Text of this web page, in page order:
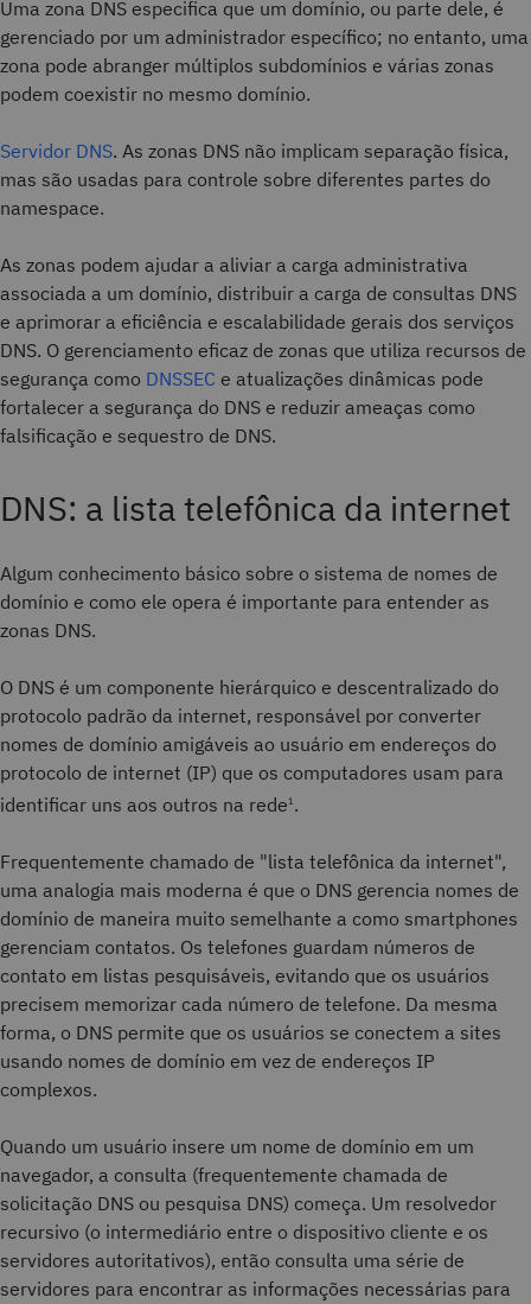
Uma zona DNS especifica que um domínio, ou parte dele, é
gerenciado por um administrador específico; no entanto, uma
zona pode abranger múltiplos subdomínios e várias zonas
podem coexistir no mesmo domínio.
Servidor DNS. As zonas DNS não implicam separação física,
mas são usadas para controle sobre diferentes partes do
namespace.
As zonas podem ajudar a aliviar a carga administrativa
associada a um domínio, distribuir a carga de consultas DNS
e aprimorar a eficiência e escalabilidade gerais dos serviços
DNS. O gerenciamento eficaz de zonas que utiliza recursos de
segurança como DNSSEC e atualizações dinâmicas pode
fortalecer a segurança do DNS e reduzir ameaças como
falsificação e sequestro de DNS.
DNS: a lista telefônica da internet
Algum conhecimento básico sobre o sistema de nomes de
domínio e como ele opera é importante para entender as
zonas DNS.
O DNS é um componente hierárquico e descentralizado do
protocolo padrão da internet, responsável por converter
nomes de domínio amigáveis ao usuário em endereços do
protocolo de internet (IP) que os computadores usam para
identificar uns aos outros na rede1.
Frequentemente chamado de "lista telefônica da internet",
uma analogia mais moderna é que o DNS gerencia nomes de
domínio de maneira muito semelhante a como smartphones
gerenciam contatos. Os telefones guardam números de
contato em listas pesquisáveis, evitando que os usuários
precisem memorizar cada número de telefone. Da mesma
forma, o DNS permite que os usuários se conectem a sites
usando nomes de domínio em vez de endereços IP
complexos.
Quando um usuário insere um nome de domínio em um
navegador, a consulta (frequentemente chamada de
solicitação DNS ou pesquisa DNS) começa. Um resolvedor
recursivo (o intermediário entre o dispositivo cliente e os
servidores autoritativos), então consulta uma série de
servidores para encontrar as informações necessárias para